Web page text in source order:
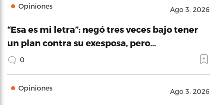
Opiniones Ago 3, 2026
“Esa es mi letra”: negó tres veces bajo tener
un plan contra su exesposa, pero…
0
Opiniones Ago 3, 2026